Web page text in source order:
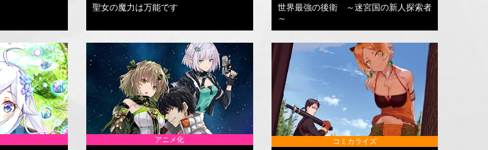
聖女の魔力は万能です
世界最強の後衛 ～迷宮国の新人探索者
～
アニメ化 コミカライズ